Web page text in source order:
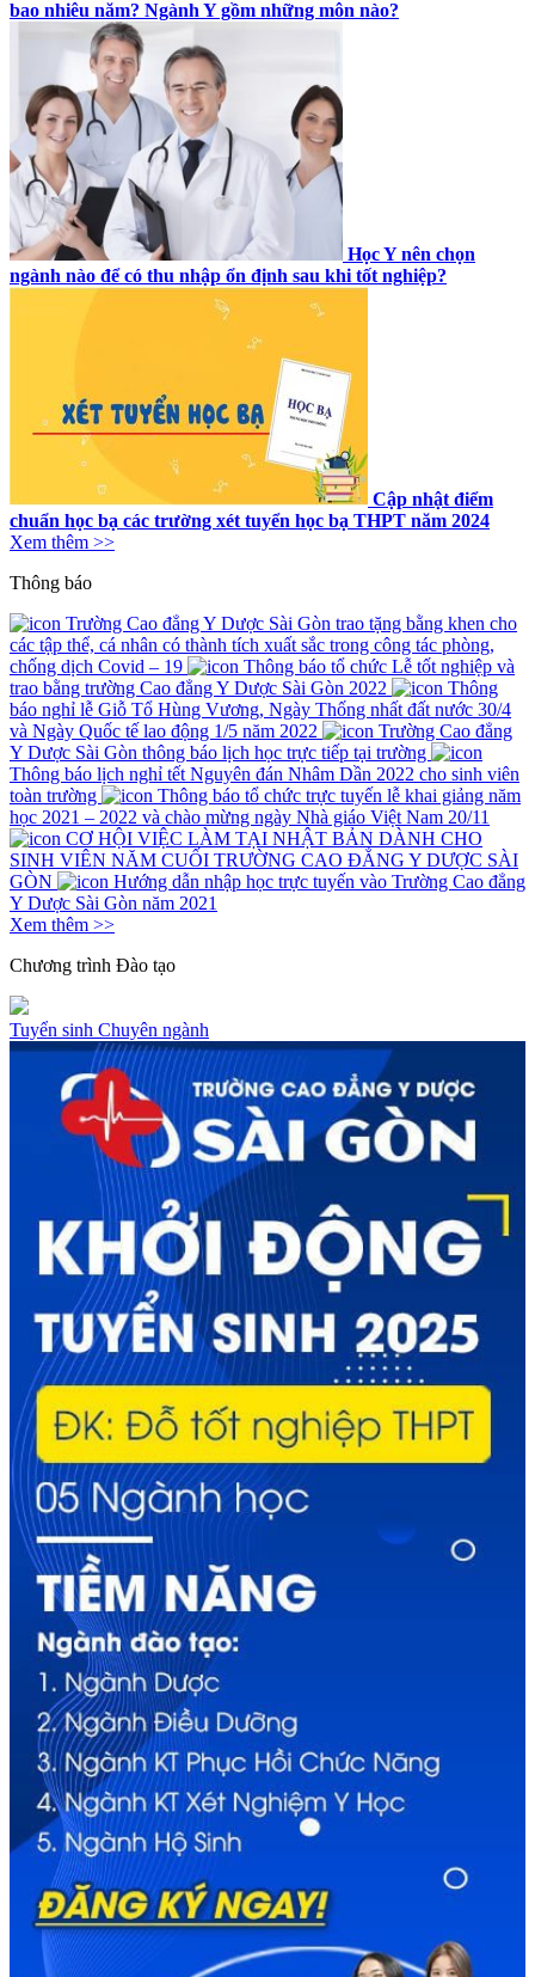
bao nhiêu năm? Ngành Y gồm những môn nào?
Học Y nên chọn
ngành nào để có thu nhập ổn định sau khi tốt nghiệp?
Cập nhật điểm
chuẩn học bạ các trường xét tuyển học bạ THPT năm 2024
Xem thêm >>
Thông báo
Trường Cao đẳng Y Dược Sài Gòn trao tặng bằng khen cho
các tập thể, cá nhân có thành tích xuất sắc trong công tác phòng,
chống dịch Covid – 19
Thông báo tổ chức Lễ tốt nghiệp và
trao bằng trường Cao đẳng Y Dược Sài Gòn 2022
Thông
báo nghỉ lễ Giỗ Tổ Hùng Vương, Ngày Thống nhất đất nước 30/4
và Ngày Quốc tế lao động 1/5 năm 2022
Trường Cao đẳng
Y Dược Sài Gòn thông báo lịch học trực tiếp tại trường
Thông báo lịch nghỉ tết Nguyên đán Nhâm Dần 2022 cho sinh viên
toàn trường
Thông báo tổ chức trực tuyến lễ khai giảng năm
học 2021 – 2022 và chào mừng ngày Nhà giáo Việt Nam 20/11
CƠ HỘI VIỆC LÀM TẠI NHẬT BẢN DÀNH CHO
SINH VIÊN NĂM CUỐI TRƯỜNG CAO ĐẲNG Y DƯỢC SÀI
GÒN
Hướng dẫn nhập học trực tuyến vào Trường Cao đẳng
Y Dược Sài Gòn năm 2021
Xem thêm >>
Chương trình Đào tạo
Tuyển sinh Chuyên ngành